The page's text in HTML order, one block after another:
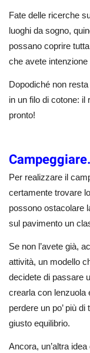
Fate delle ricerche
luoghi da sogno,
possano coprire
che avete
Dopodiché non
in un filo di cotone: il
pronto!
Per realizzare il
certamente trovare
possono ostacolare
sul pavimento un
Se non l’avete già,
attività, un modello
decidete di passare
crearla con lenzuola
perdere un po’ più
giusto equilibrio.
Ancora, un’altra